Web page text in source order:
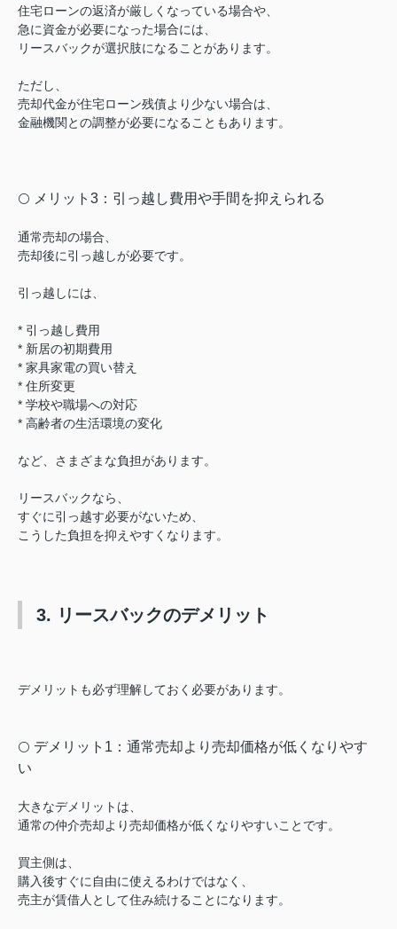
住宅ローンの返済が厳しくなっている場合や、
急に資金が必要になった場合には、
リースバックが選択肢になることがあります。
ただし、
売却代金が住宅ローン残債より少ない場合は、
金融機関との調整が必要になることもあります。
⚪️ メリット3：引っ越し費用や手間を抑えられる
通常売却の場合、
売却後に引っ越しが必要です。
引っ越しには、
* 引っ越し費用
* 新居の初期費用
* 家具家電の買い替え
* 住所変更
* 学校や職場への対応
* 高齢者の生活環境の変化
など、さまざまな負担があります。
リースバックなら、
すぐに引っ越す必要がないため、
こうした負担を抑えやすくなります。
3. リースバックのデメリット
デメリットも必ず理解しておく必要があります。
⚪️ デメリット1：通常売却より売却価格が低くなりやす
い
大きなデメリットは、
通常の仲介売却より売却価格が低くなりやすいことです。
買主側は、
購入後すぐに自由に使えるわけではなく、
売主が賃借人として住み続けることになります。